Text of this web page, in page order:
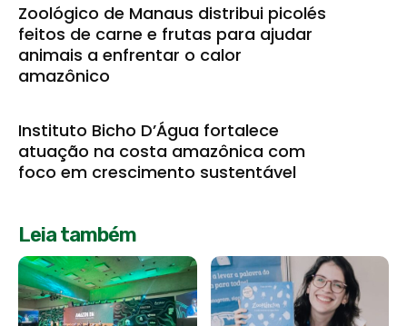
Zoológico de Manaus distribui picolés
feitos de carne e frutas para ajudar
animais a enfrentar o calor
amazônico
Instituto Bicho D’Água fortalece
atuação na costa amazônica com
foco em crescimento sustentável
Leia também